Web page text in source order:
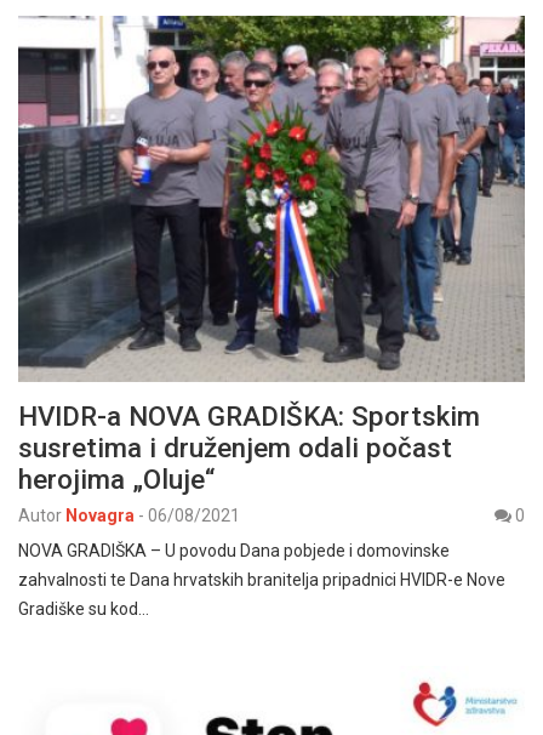
HVIDR-a NOVA GRADIŠKA: Sportskim
susretima i druženjem odali počast
herojima „Oluje“
Autor Novagra - 06/08/2021
0
NOVA GRADIŠKA – U povodu Dana pobjede i domovinske
zahvalnosti te Dana hrvatskih branitelja pripadnici HVIDR-e Nove
Gradiške su kod…